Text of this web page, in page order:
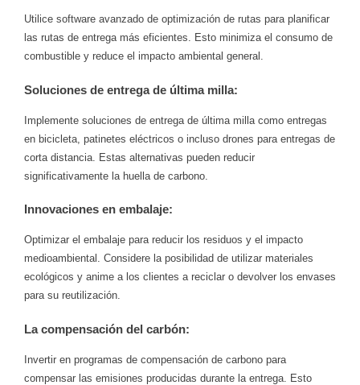
Utilice software avanzado de optimización de rutas para planificar
las rutas de entrega más eficientes. Esto minimiza el consumo de
combustible y reduce el impacto ambiental general.
Soluciones de entrega de última milla:
Implemente soluciones de entrega de última milla como entregas
en bicicleta, patinetes eléctricos o incluso drones para entregas de
corta distancia. Estas alternativas pueden reducir
significativamente la huella de carbono.
Innovaciones en embalaje:
Optimizar el embalaje para reducir los residuos y el impacto
medioambiental. Considere la posibilidad de utilizar materiales
ecológicos y anime a los clientes a reciclar o devolver los envases
para su reutilización.
La compensación del carbón:
Invertir en programas de compensación de carbono para
compensar las emisiones producidas durante la entrega. Esto